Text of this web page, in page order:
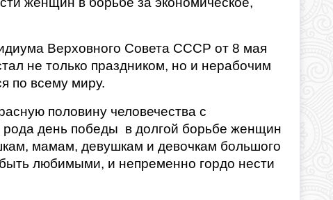
Верховного Совета СССР от 8 мая
не только праздником, но и нерабочим
по всему миру.
половину человечества с
рода день победы в долгой борьбе женщин
мамам, девушкам и девочкам большого
любимыми, и непременно гордо нести